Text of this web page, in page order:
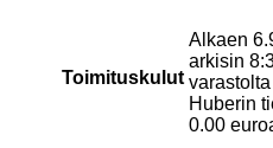
Toimituskulut
Alkaen
arkisin
Huberin
0.00